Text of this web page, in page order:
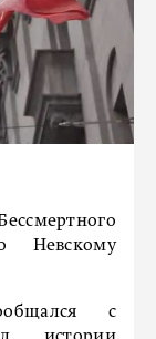
Невскому
с